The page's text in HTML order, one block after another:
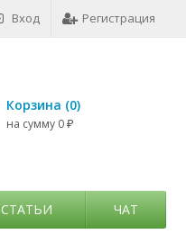
Вход Регистрация
Корзина (0)
на сумму 0 ₽
СТАТЬИ ЧАТ